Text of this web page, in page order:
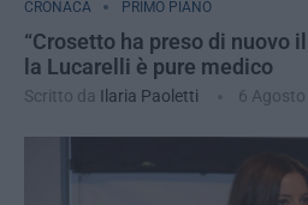
CRONACA PRIMO PIANO
“Crosetto ha preso di nuovo
la Lucarelli è pure medico
Scritto da Ilaria Paoletti 6 Agosto